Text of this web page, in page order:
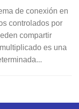
de conexión en
controlados por
compartir
es una